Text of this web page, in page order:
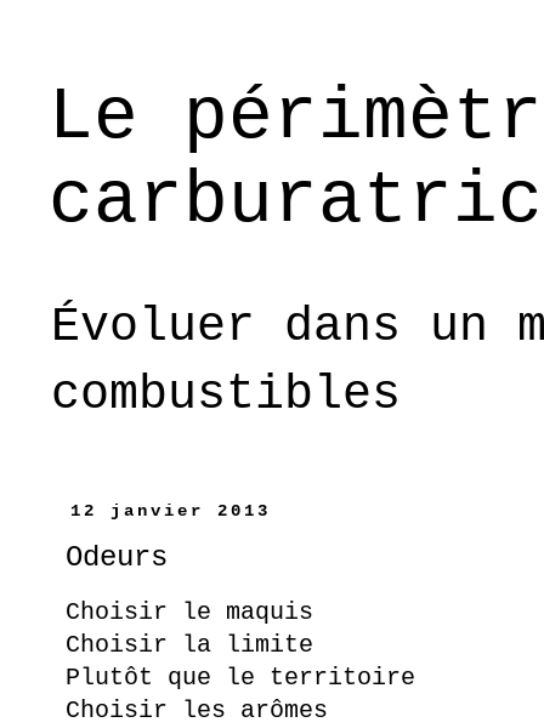
Le
Évoluer dans un
combustibles
12 janvier 2013
Odeurs
Choisir le maquis
Choisir la limite
Plutôt que le territoire
Choisir les arômes